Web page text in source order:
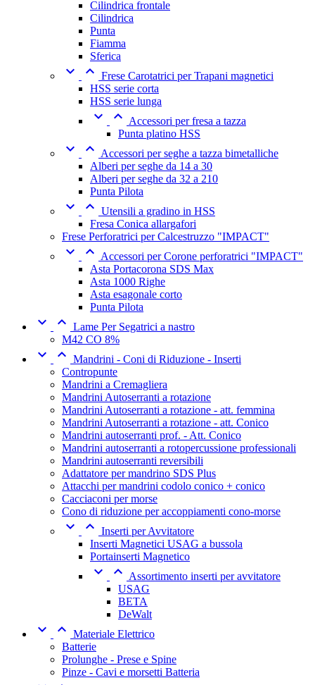
Cilindrica frontale
Cilindrica
Punta
Fiamma
Sferica
  Frese Carotatrici per Trapani magnetici
HSS serie corta
HSS serie lunga
  Accessori per fresa a tazza
Punta platino HSS
  Accessori per seghe a tazza bimetalliche
Alberi per seghe da 14 a 30
Alberi per seghe da 32 a 210
Punta Pilota
  Utensili a gradino in HSS
Fresa Conica allargafori
Frese Perforatrici per Calcestruzzo "IMPACT"
  Accessori per Corone perforatrici "IMPACT"
Asta Portacorona SDS Max
Asta 1000 Righe
Asta esagonale corto
Punta Pilota
  Lame Per Segatrici a nastro
M42 CO 8%
  Mandrini - Coni di Riduzione - Inserti
Contropunte
Mandrini a Cremagliera
Mandrini Autoserranti a rotazione
Mandrini Autoserranti a rotazione - att. femmina
Mandrini Autoserranti a rotazione - att. Conico
Mandrini autoserranti prof. - Att. Conico
Mandrini autoserranti a rotopercussione professionali
Mandrini autoserranti reversibili
Adattatore per mandrino SDS Plus
Attacchi per mandrini codolo conico + conico
Cacciaconi per morse
Cono di riduzione per accoppiamenti cono-morse
  Inserti per Avvitatore
Inserti Magnetici USAG a bussola
Portainserti Magnetico
  Assortimento inserti per avvitatore
USAG
BETA
DeWalt
  Materiale Elettrico
Batterie
Prolunghe - Prese e Spine
Pinze - Cavi e morsetti Batteria